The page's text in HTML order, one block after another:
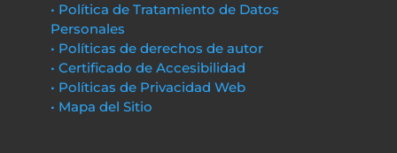
• Política de Tratamiento de Datos
Personales
• Políticas de derechos de autor
• Certificado de Accesibilidad
• Políticas de Privacidad Web
• Mapa del Sitio